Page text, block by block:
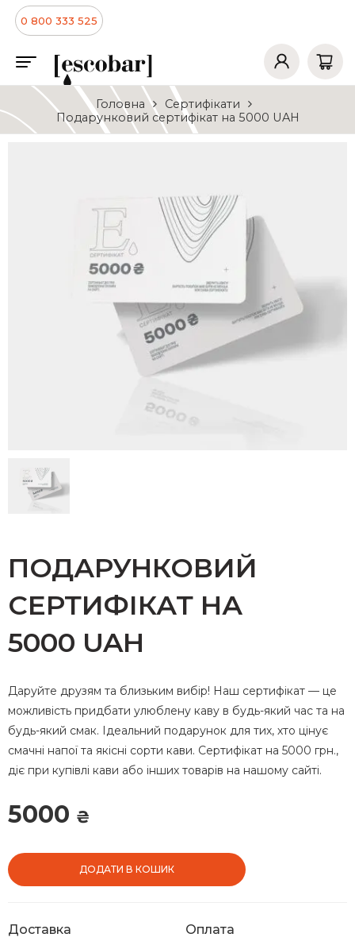
0 800 333 525
Головна
Сертифікати
Подарунковий сертифікат на 5000 UAH
Даруйте друзям та близьким вибір! Наш сертифікат — це
можливість придбати улюблену каву в будь-який час та на
будь-який смак. Ідеальний подарунок для тих, хто цінує
смачні напої та якісні сорти кави. Сертифікат на 5000 грн.,
діє при купівлі кави або інших товарів на нашому сайті.
ПОДАРУНКОВИЙ
СЕРТИФІКАТ НА
5000 UAH
5000 ₴
ДОДАТИ В КОШИК
Доставка Оплата